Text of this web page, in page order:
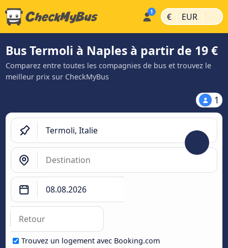
€ | EUR |
Bus Termoli à Naples à partir de 19 €
Comparez entre toutes les compagnies de bus et trouvez le
meilleur prix sur CheckMyBus
1
Trouvez un logement avec Booking.com